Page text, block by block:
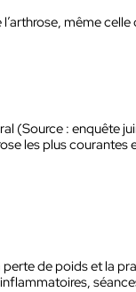
même celle
(Source : enquête
les plus courantes
perte de poids et la